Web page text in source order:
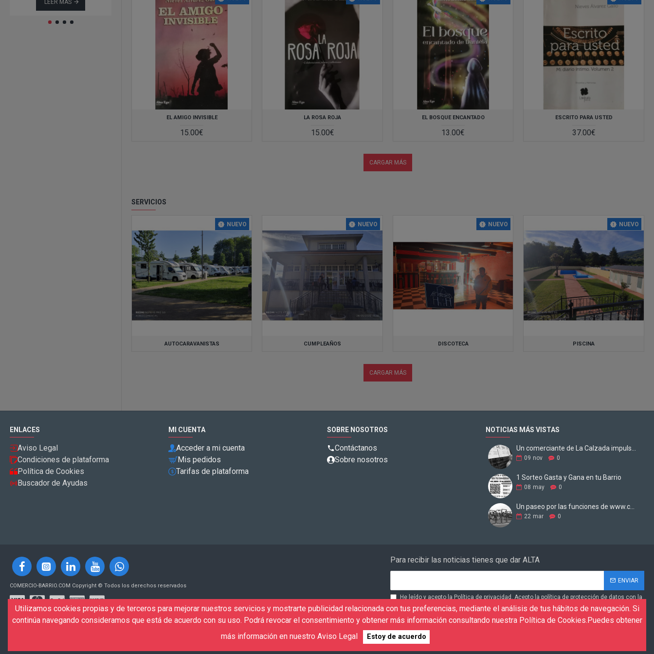
LEER MAS LEER MAS
EL AMIGO INVISIBLE
15.00€
LA ROSA ROJA
15.00€
EL BOSQUE ENCANTADO
13.00€
ESCRITO PARA USTED
37.00€
CARGAR MÁS
SERVICIOS
NUEVO
AUTOCARAVANISTAS
NUEVO
CUMPLEAÑOS
NUEVO
DISCOTECA
NUEVO
PISCINA
CARGAR MÁS
ENLACES
Aviso Legal
Condiciones de plataforma
Política de Cookies
Buscador de Ayudas
MI CUENTA
Acceder a mi cuenta
Mis pedidos
Tarifas de plataforma
SOBRE NOSOTROS
Contáctanos
Sobre nosotros
NOTICIAS MÁS VISTAS
09 nov 0
1 Sorteo Gasta y Gana en tu Barrio
08 may 0
Un paseo por las funciones de www.comercio-barrio.com
22 mar 0
COMERCIO-BARRIO.COM Copyright © Todos los derechos reservados
Desarrollo de la plataforma y mantenimiento técnico:VIPRUS
Desarrollo y diseño web, SEO, Marketing Digital Agencia Digital VIPRUS
Para recibir las noticias tienes que dar ALTA
ENVIAR
He leído y acepto la Política de privacidad. Acepto la política de protección de datos con la
finalidad de utilizar mis datos para enviarme información de productos, servicios y
eventos. Acepto la política de protección de datos con la finalidad de tramitar las
consultas realizadas a través de nuestro formulario de contacto.
Aviso Legal
Utilizamos cookies propias y de terceros para mejorar nuestros servicios y mostrarte publicidad relacionada con tus preferencias, mediante el análisis de tus hábitos de navegación. Si
continúa navegando consideramos que está de acuerdo con su uso. Podrá revocar el consentimiento y obtener más información consultando nuestra Política de Cookies.Puedes obtener
más información en nuestro Aviso Legal
Estoy de acuerdo